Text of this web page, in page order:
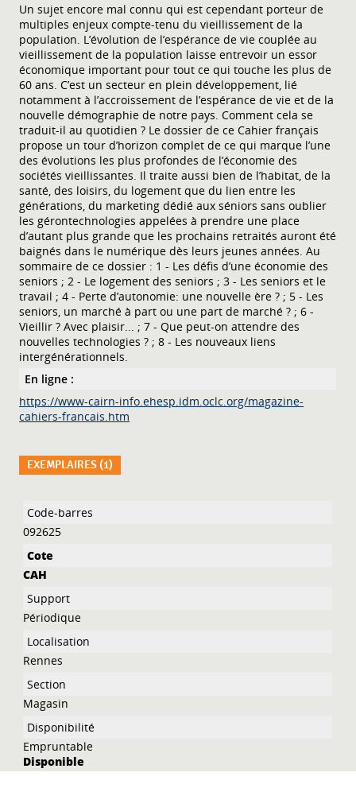
Un sujet encore mal connu qui est cependant porteur de
multiples enjeux compte-tenu du vieillissement de la
population. L’évolution de l’espérance de vie couplée au
vieillissement de la population laisse entrevoir un essor
économique important pour tout ce qui touche les plus de
60 ans. C’est un secteur en plein développement, lié
notamment à l’accroissement de l’espérance de vie et de la
nouvelle démographie de notre pays. Comment cela se
traduit-il au quotidien ? Le dossier de ce Cahier français
propose un tour d’horizon complet de ce qui marque l’une
des évolutions les plus profondes de l’économie des
sociétés vieillissantes. Il traite aussi bien de l’habitat, de la
santé, des loisirs, du logement que du lien entre les
générations, du marketing dédié aux séniors sans oublier
les gérontechnologies appelées à prendre une place
d’autant plus grande que les prochains retraités auront été
baignés dans le numérique dès leurs jeunes années. Au
sommaire de ce dossier : 1 - Les défis d’une économie des
seniors ; 2 - Le logement des seniors ; 3 - Les seniors et le
travail ; 4 - Perte d’autonomie: une nouvelle ère ? ; 5 - Les
seniors, un marché à part ou une part de marché ? ; 6 -
Vieillir ? Avec plaisir... ; 7 - Que peut-on attendre des
nouvelles technologies ? ; 8 - Les nouveaux liens
intergénérationnels.
En ligne :
https://www-cairn-info.ehesp.idm.oclc.org/magazine-
cahiers-francais.htm
EXEMPLAIRES (1)
Liste des exemplaires
092625
CAH
Périodique
Rennes
Magasin
Empruntable
Disponible